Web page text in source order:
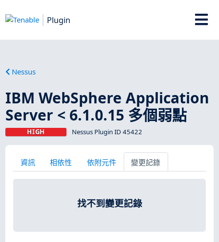
Plugin
Nessus
IBM WebSphere Application
Server < 6.1.0.15 多個弱點
HIGH Nessus Plugin ID 45422
資訊 相依性 依附元件 變更記錄
找不到變更記錄